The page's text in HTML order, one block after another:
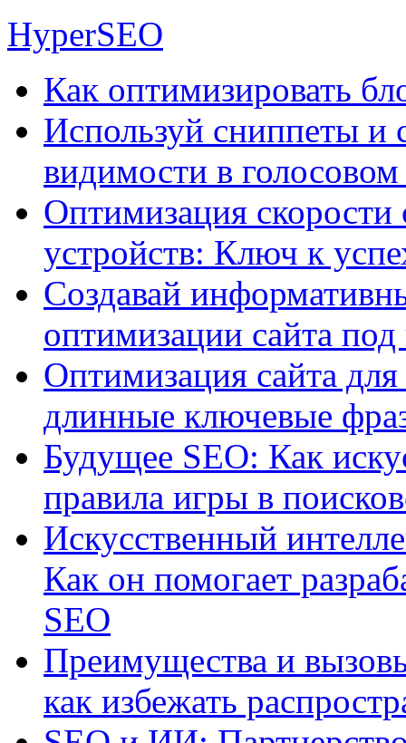
HyperSEO
Как оптимизировать
Используй сниппеты и
видимости в
Оптимизация
устройств: Ключ к
Создавай
оптимизации сайта
Оптимизация сайта
длинные ключевые
Будущее SEO: Как
правила игры в
Искусственный
Как он помогает
SEO
Преимущества и
как избежать